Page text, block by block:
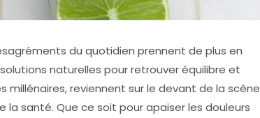
du quotidien prennent de plus en
naturelles pour retrouver équilibre et
millénaires, reviennent sur le devant de la scène
santé. Que ce soit pour apaiser les douleurs